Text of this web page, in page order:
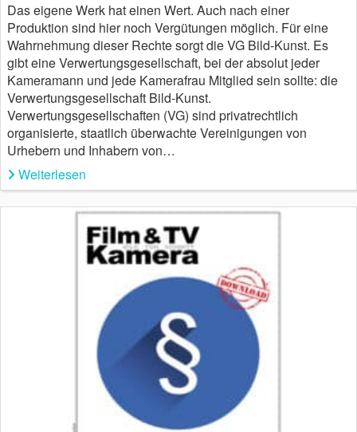
Das eigene Werk hat einen Wert. Auch nach einer
Produktion sind hier noch Vergütungen möglich. Für eine
Wahrnehmung dieser Rechte sorgt die VG Bild-Kunst. Es
gibt eine Verwertungsgesellschaft, bei der absolut jeder
Kameramann und jede Kamerafrau Mitglied sein sollte: die
Verwertungsgesellschaft Bild-Kunst.
Verwertungsgesellschaften (VG) sind privatrechtlich
organisierte, staatlich überwachte Vereinigungen von
Urhebern und Inhabern von…
Weiterlesen